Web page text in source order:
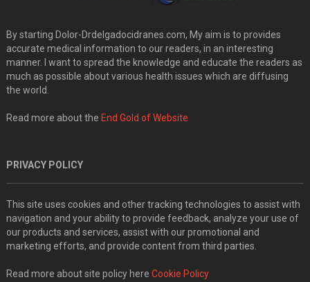
By starting Dolor-Drdelgadocidranes.com, My aim is to provides
accurate medical information to our readers, in an interesting
manner. I want to spread the knowledge and educate the readers as
much as possible about various health issues which are diffusing
the world.
Read more about the End Gold of Website
PRIVACY POLICY
This site uses cookies and other tracking technologies to assist with
navigation and your ability to provide feedback, analyze your use of
our products and services, assist with our promotional and
marketing efforts, and provide content from third parties.
Read more about site policy here Cookie Policy